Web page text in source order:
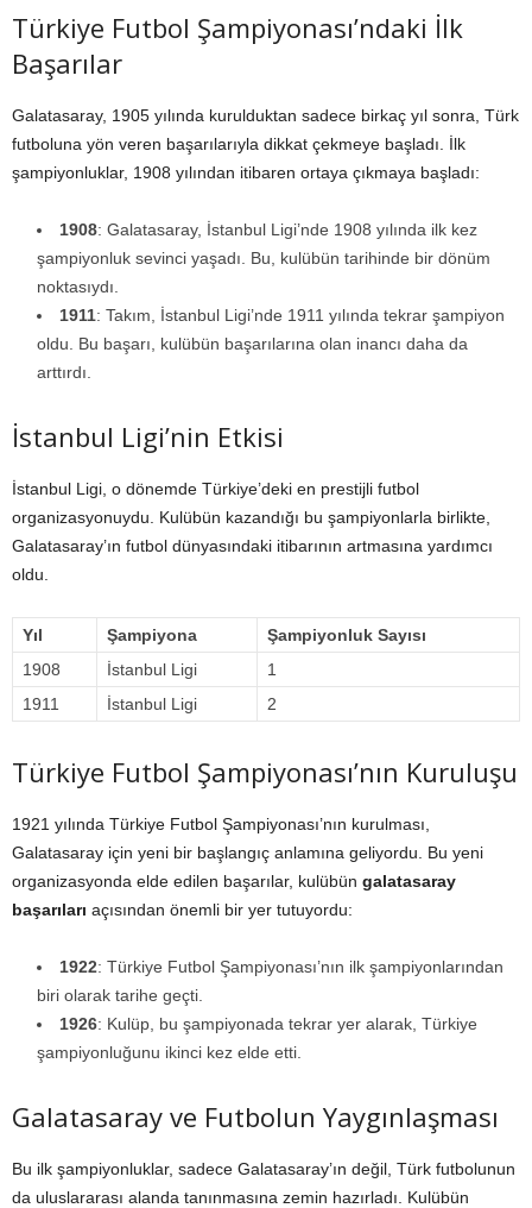
Türkiye Futbol Şampiyonası’ndaki İlk
Başarılar
Galatasaray, 1905 yılında kurulduktan sadece birkaç yıl sonra, Türk
futboluna yön veren başarılarıyla dikkat çekmeye başladı. İlk
şampiyonluklar, 1908 yılından itibaren ortaya çıkmaya başladı:
1908: Galatasaray, İstanbul Ligi’nde 1908 yılında ilk kez
şampiyonluk sevinci yaşadı. Bu, kulübün tarihinde bir dönüm
noktasıydı.
1911: Takım, İstanbul Ligi’nde 1911 yılında tekrar şampiyon
oldu. Bu başarı, kulübün başarılarına olan inancı daha da
arttırdı.
İstanbul Ligi’nin Etkisi
İstanbul Ligi, o dönemde Türkiye’deki en prestijli futbol
organizasyonuydu. Kulübün kazandığı bu şampiyonlarla birlikte,
Galatasaray’ın futbol dünyasındaki itibarının artmasına yardımcı
oldu.
Yıl Şampiyona
Şampiyonluk Sayısı
1908
İstanbul Ligi
1
1911
İstanbul Ligi 2
Türkiye Futbol Şampiyonası’nın Kuruluşu
1921 yılında Türkiye Futbol Şampiyonası’nın kurulması,
Galatasaray için yeni bir başlangıç anlamına geliyordu. Bu yeni
organizasyonda elde edilen başarılar, kulübün galatasaray
başarıları açısından önemli bir yer tutuyordu:
1922: Türkiye Futbol Şampiyonası’nın ilk şampiyonlarından
biri olarak tarihe geçti.
1926: Kulüp, bu şampiyonada tekrar yer alarak, Türkiye
şampiyonluğunu ikinci kez elde etti.
Galatasaray ve Futbolun Yaygınlaşması
Bu ilk şampiyonluklar, sadece Galatasaray’ın değil, Türk futbolunun
da uluslararası alanda tanınmasına zemin hazırladı. Kulübün